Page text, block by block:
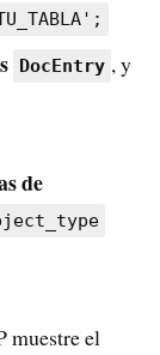
DocEntry , y
de
muestre el